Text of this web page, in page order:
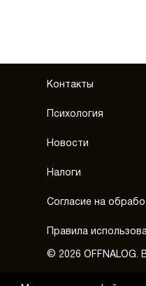
Контакты
Психология
Новости
Налоги
Согласие на
Правила
© 2026 OFFNALOG.